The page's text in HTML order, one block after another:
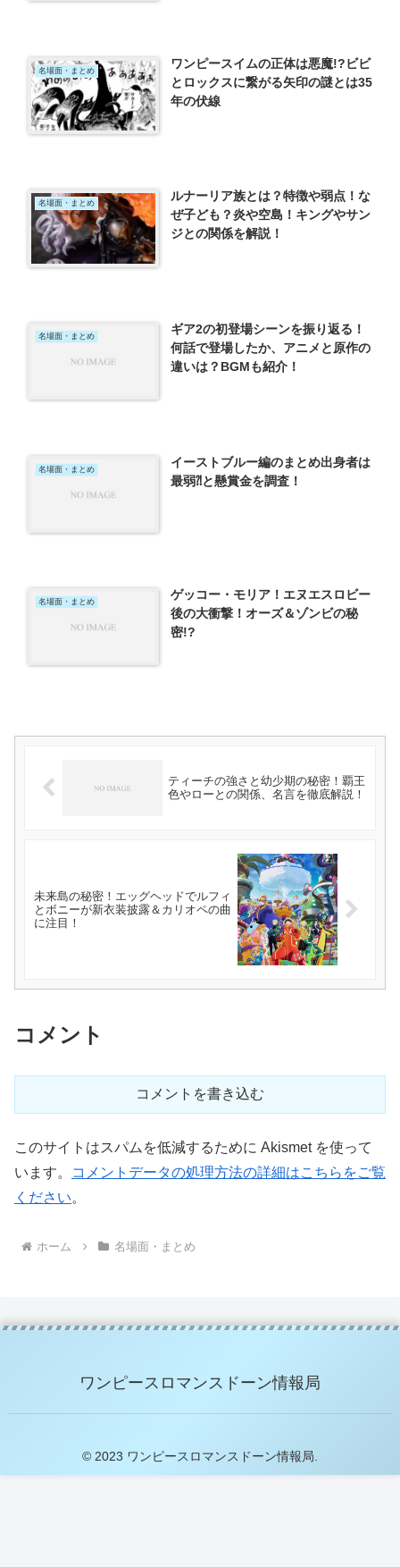
名場面・まとめ
ワンピースイムの正体は悪魔!?ビビ
とロックスに繋がる矢印の謎とは35
年の伏線
名場面・まとめ
ルナーリア族とは？特徴や弱点！な
ぜ子ども？炎や空島！キングやサン
ジとの関係を解説！
名場面・まとめ
ギア2の初登場シーンを振り返る！
何話で登場したか、アニメと原作の
違いは？BGMも紹介！
名場面・まとめ
イーストブルー編のまとめ出身者は
最弱⁈と懸賞金を調査！
名場面・まとめ
ゲッコー・モリア！エヌエスロビー
後の大衝撃！オーズ＆ゾンビの秘
密!?
ティーチの強さと幼少期の秘密！覇王
色やローとの関係、名言を徹底解説！
未来島の秘密！エッグヘッドでルフィ
とボニーが新衣装披露＆カリオペの曲
に注目！
コメント
コメントを書き込む
このサイトはスパムを低減するために Akismet を使って
います。
コメントデータの処理方法の詳細はこちらをご覧
ください。
ホーム 名場面・まとめ
ワンピースロマンスドーン情報局
© 2023 ワンピースロマンスドーン情報局.